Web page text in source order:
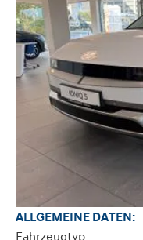
ALLGEMEINE DATEN:
Fahrzeugtyp